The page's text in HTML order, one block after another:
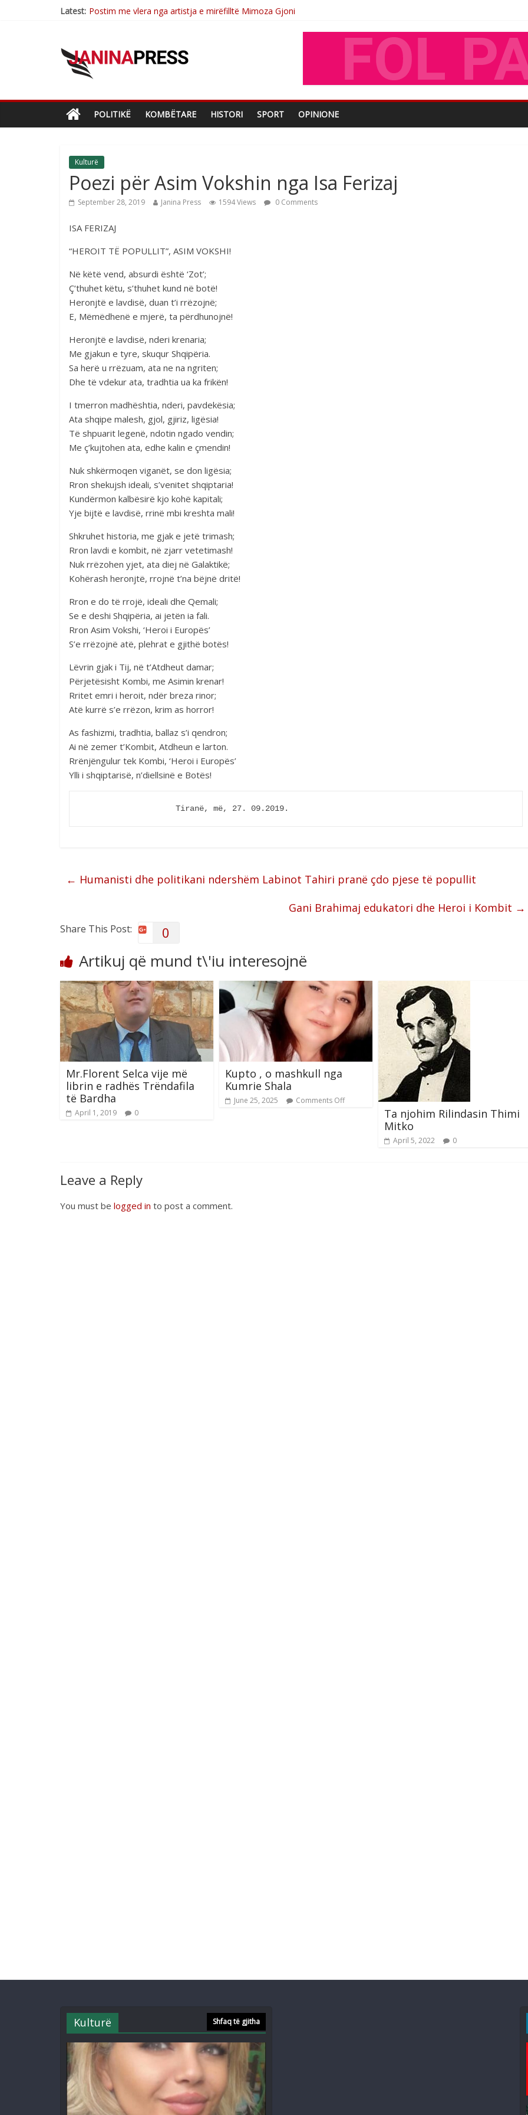
Latest: Postim me vlera nga artistja e mirëfilltë Mimoza Gjoni
Brahim Çekaj njē veprimtar i respektuar i çeshtjës kombëtare
Sulm , pse të dua ty
POLITIKË KOMBËTARE HISTORI SPORT OPINIONE
Kulturë
Poezi për Asim Vokshin nga Isa Ferizaj
September 28, 2019 Janina Press 1594 Views 0 Comments
ISA FERIZAJ
“HEROIT TË POPULLIT”, ASIM VOKSHI!
Në këtë vend, absurdi është ‘Zot’;
Ç‘thuhet këtu, s’thuhet kund në botë!
Heronjtë e lavdisë, duan t’i rrëzojnë;
E, Mëmëdhenë e mjerë, ta përdhunojnë!
Heronjtë e lavdisë, nderi krenaria;
Me gjakun e tyre, skuqur Shqipëria.
Sa herë u rrëzuam, ata ne na ngriten;
Dhe të vdekur ata, tradhtia ua ka frikën!
I tmerron madhështia, nderi, pavdekësia;
Ata shqipe malesh, gjol, gjiriz, ligësia!
Të shpuarit legenë, ndotin ngado vendin;
Me ç’kujtohen ata, edhe kalin e çmendin!
Nuk shkërmoqen viganët, se don ligësia;
Rron shekujsh ideali, s’venitet shqiptaria!
Kundërmon kalbësirë kjo kohë kapitali;
Yje bijtë e lavdisë, rrinë mbi kreshta mali!
Shkruhet historia, me gjak e jetë trimash;
Rron lavdi e kombit, në zjarr vetetimash!
Nuk rrëzohen yjet, ata diej në Galaktikë;
Kohërash heronjtë, rrojnë t’na bëjnë dritë!
Rron e do të rrojë, ideali dhe Qemali;
Se e deshi Shqipëria, ai jetën ia fali.
Rron Asim Vokshi, ‘Heroi i Europës’
S’e rrëzojnë atë, plehrat e gjithë botës!
Lëvrin gjak i Tij, në t’Atdheut damar;
Përjetësisht Kombi, me Asimin krenar!
Rritet emri i heroit, ndër breza rinor;
Atë kurrë s’e rrëzon, krim as horror!
As fashizmi, tradhtia, ballaz s’i qendron;
Ai në zemer t’Kombit, Atdheun e larton.
Rrënjëngulur tek Kombi, ‘Heroi i Europës’
Ylli i shqiptarisë, n’diellsinë e Botës!
                    Tiranë, më, 27. 09.2019.
← Humanisti dhe politikani ndershëm Labinot Tahiri pranë çdo pjese të popullit
Gani Brahimaj edukatori dhe Heroi i Kombit →
Share This Post: 0
Artikuj që mund t\'iu interesojnë
Mr.Florent Selca vije më
librin e radhës Trëndafila
të Bardha
April 1, 2019 0
Kupto , o mashkull nga
Kumrie Shala
June 25, 2025 Comments Off
Ta njohim Rilindasin Thimi
Mitko
April 5, 2022 0
Leave a Reply
You must be logged in to post a comment.
Kulturë Shfaq të gjitha